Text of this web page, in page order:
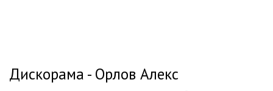
Дискорама - Орлов Алекс